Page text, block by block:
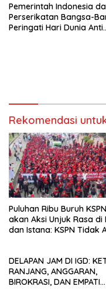
Pemerintah Indonesia
Perserikatan Bangsa-
Peringati Hari Dunia Anti
Rekomendasi
Puluhan Ribu Buruh KSPN
akan Aksi Unjuk Rasa di
dan Istana: KSPN Tidak
Siapapun
DELAPAN JAM DI IGD:
RANJANG, ANGGARAN,
BIROKRASI, DAN EMPATI